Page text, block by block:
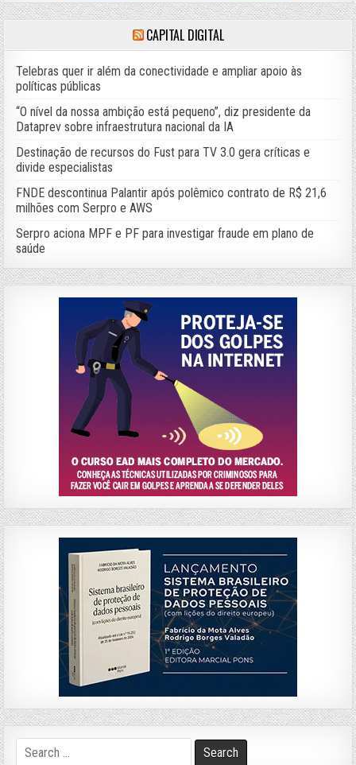
CAPITAL DIGITAL
Telebras quer ir além da conectividade e ampliar apoio às
políticas públicas
“O nível da nossa ambição está pequeno”, diz presidente da
Dataprev sobre infraestrutura nacional da IA
Destinação de recursos do Fust para TV 3.0 gera críticas e
divide especialistas
FNDE descontinua Palantir após polêmico contrato de R$ 21,6
milhões com Serpro e AWS
Serpro aciona MPF e PF para investigar fraude em plano de
saúde
Search
for: